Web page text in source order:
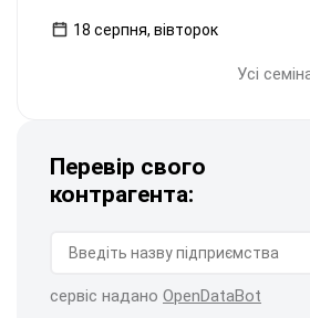
18 серпня, вівторок
Усі
Перевір свого
контрагента:
сервіс надано OpenDataBot